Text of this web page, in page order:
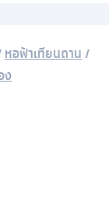
หอฟ้าเทียนถาน /
ง